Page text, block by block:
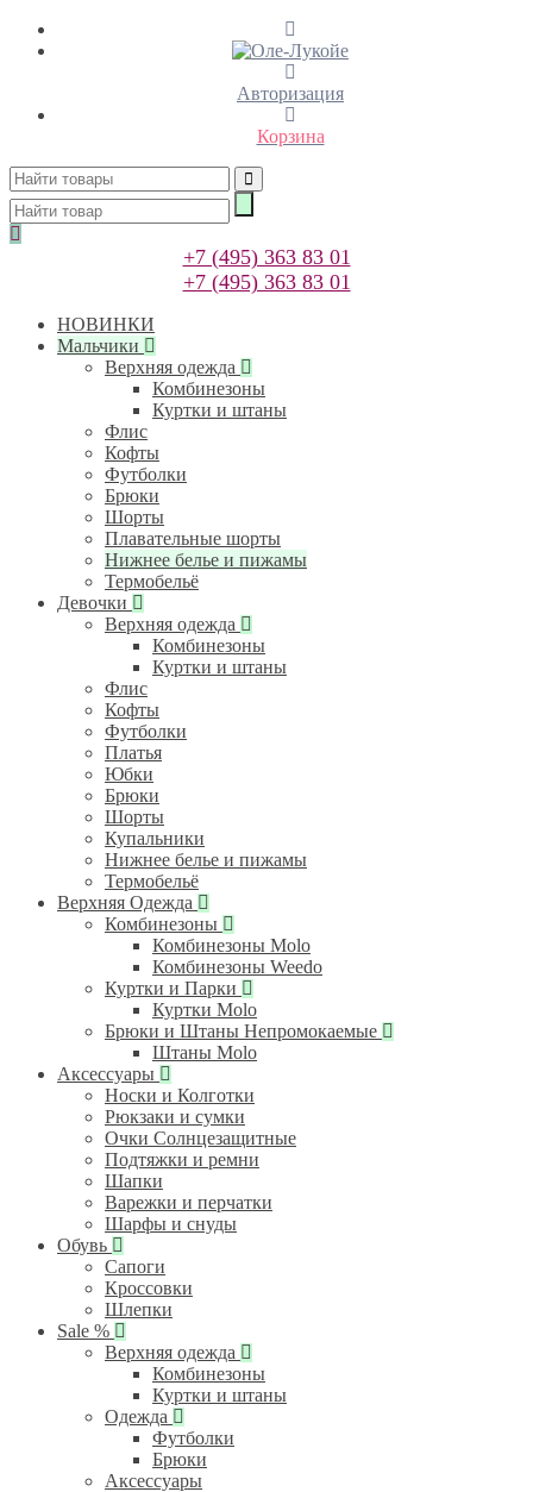
Авторизация
Корзина
+7 (495) 363 83 01
+7 (495) 363 83 01
НОВИНКИ
Мальчики
Верхняя одежда
Комбинезоны
Куртки и штаны
Флис
Кофты
Футболки
Брюки
Шорты
Плавательные шорты
Нижнее белье и пижамы
Термобельё
Девочки
Верхняя одежда
Комбинезоны
Куртки и штаны
Флис
Кофты
Футболки
Платья
Юбки
Брюки
Шорты
Купальники
Нижнее белье и пижамы
Термобельё
Верхняя Одежда
Комбинезоны
Комбинезоны Molo
Комбинезоны Weedo
Куртки и Парки
Куртки Molo
Брюки и Штаны Непромокаемые
Штаны Molo
Аксессуары
Носки и Колготки
Рюкзаки и сумки
Очки Солнцезащитные
Подтяжки и ремни
Шапки
Варежки и перчатки
Шарфы и снуды
Обувь
Сапоги
Кроссовки
Шлепки
Sale %
Верхняя одежда
Комбинезоны
Куртки и штаны
Одежда
Футболки
Брюки
Аксессуары